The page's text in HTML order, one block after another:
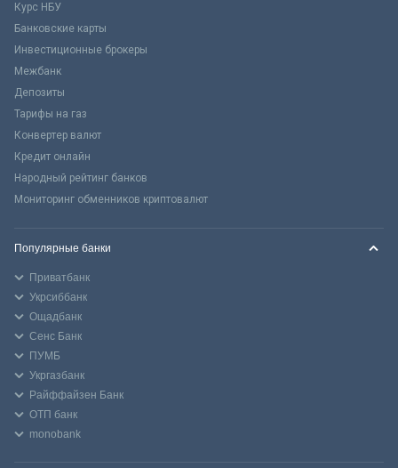
Курс НБУ
Банковские карты
Инвестиционные брокеры
Межбанк
Депозиты
Тарифы на газ
Конвертер валют
Кредит онлайн
Народный рейтинг банков
Мониторинг обменников криптовалют
Популярные банки
Приватбанк
Укрсиббанк
Ощадбанк
Сенс Банк
ПУМБ
Укргазбанк
Райффайзен Банк
ОТП банк
monobank